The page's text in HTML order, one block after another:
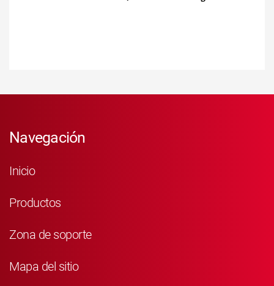
Navegación
Inicio
Productos
Zona de soporte
Mapa del sitio